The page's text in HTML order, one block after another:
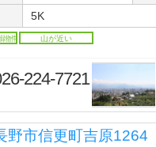
5K
物件 山が近い
224-7721
野市信更町吉原1264